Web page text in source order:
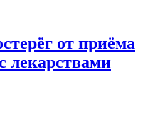
от приёма
лекарствами